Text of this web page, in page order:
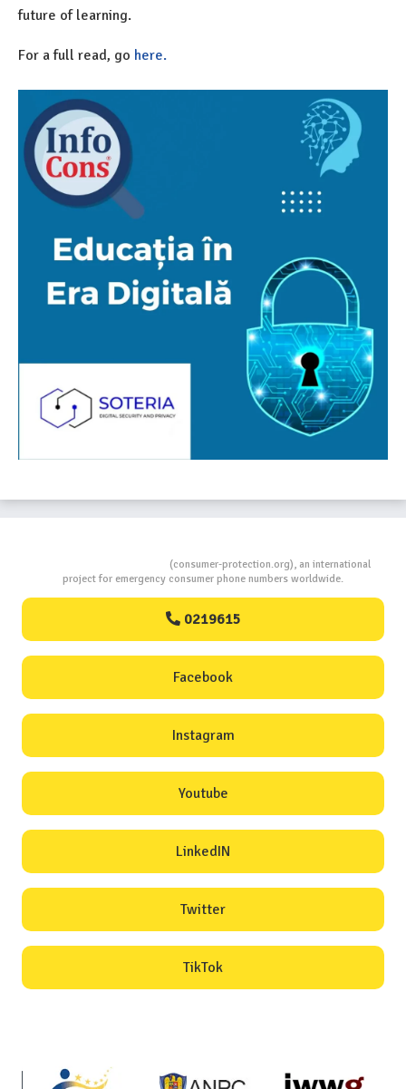
future of learning.
For a full read, go here.
(consumer-protection.org), an international
project for emergency consumer phone numbers worldwide.
0219615
Facebook
Instagram
Youtube
LinkedIN
Twitter
TikTok